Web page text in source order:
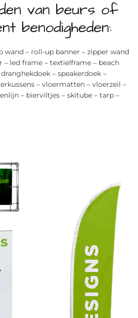
van beurs of
benodigheden:
wand – roll-up banner – zipper wand
– led frame – textielframe – beach
– speakerdoek –
– vloermatten – vloerzeil –
– bierviltjes – skitube – tarp –